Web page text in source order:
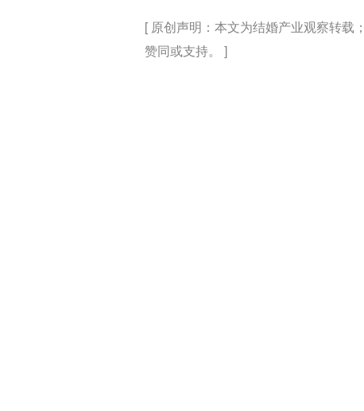
[ 原创声明：本文为结婚产业观察转载
赞同或支持。 ]